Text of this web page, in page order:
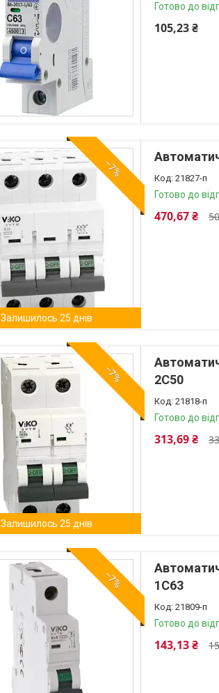
Готово до
105,23 ₴
–7%
Залишилось 25 днів
21827-п
Готово до
470,67 ₴
–7%
Залишилось 25 днів
2C50
21818-п
Готово до
313,69 ₴
–7%
1C63
21809-п
Готово до
143,13 ₴